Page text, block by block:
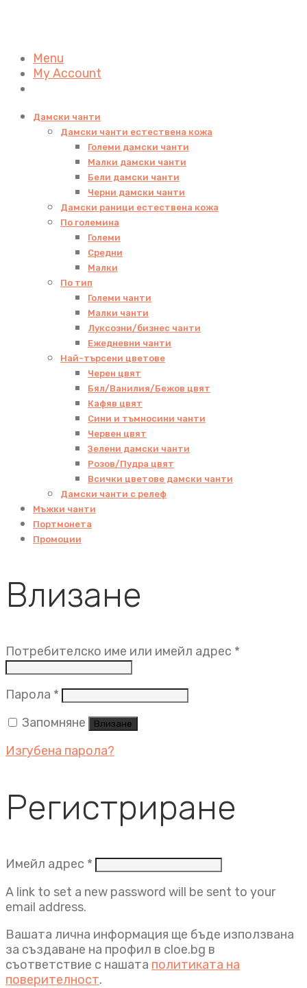
Menu
My Account
Дамски чанти
Дамски чанти естествена кожа
Големи дамски чанти
Малки дамски чанти
Бели дамски чанти
Черни дамски чанти
Дамски раници естествена кожа
По големина
Големи
Средни
Малки
По тип
Големи чанти
Малки чанти
Луксозни/бизнес чанти
Ежедневни чанти
Най-търсени цветове
Черен цвят
Бял/Ванилия/Бежов цвят
Кафяв цвят
Сини и тъмносини чанти
Червен цвят
Зелени дамски чанти
Розов/Пудра цвят
Всички цветове дамски чанти
Дамски чанти с релеф
Мъжки чанти
Портмонета
Промоции
Влизане
Потребителско име или имейл адрес *
Парола * Задължително
Запомняне
Влизане
Изгубена парола?
Регистриране
Имейл адрес * Задължително
A link to set a new password will be sent to your
email address.
Вашата лична информация ще бъде използвана
за създаване на профил в cloe.bg в
съответствие с нашата политиката на
поверителност.